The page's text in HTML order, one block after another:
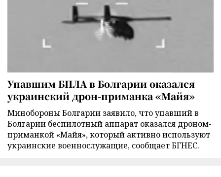
Упавшим БПЛА в Болгарии оказался
украинский дрон-приманка «Майя»
Минобороны Болгарии заявило, что упавший в
Болгарии беспилотный аппарат оказался дроном-
приманкой «Майя», который активно используют
украинские военнослужащие, сообщает БГНЕС.